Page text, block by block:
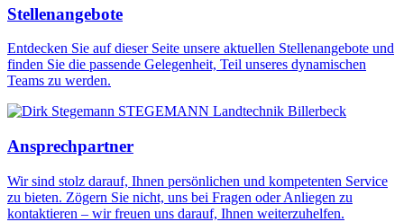
Stellenangebote
Entdecken Sie auf dieser Seite unsere aktuellen Stellenangebote und
finden Sie die passende Gelegenheit, Teil unseres dynamischen
Teams zu werden.
Ansprechpartner
Wir sind stolz darauf, Ihnen persönlichen und kompetenten Service
zu bieten. Zögern Sie nicht, uns bei Fragen oder Anliegen zu
kontaktieren – wir freuen uns darauf, Ihnen weiterzuhelfen.